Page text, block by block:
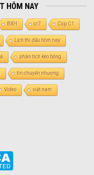
HÔM NAY
BXH cr7 Cúp C1
Lịch thi đấu hôm nay
phân tích kèo bóng
tin chuyển nhượng
Video việt nam